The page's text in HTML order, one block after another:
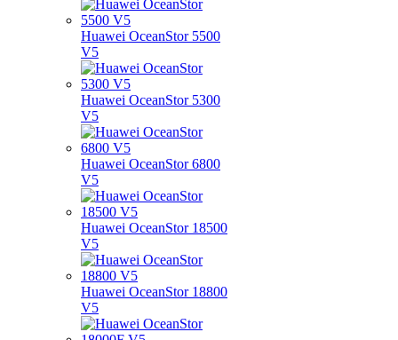
Huawei OceanStor 5500
V5
Huawei OceanStor 5300
V5
Huawei OceanStor 6800
V5
Huawei OceanStor 18500
V5
Huawei OceanStor 18800
V5